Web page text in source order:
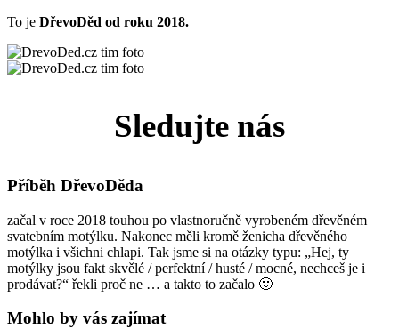
To je DřevoDěd od roku 2018.
Sledujte nás
Příběh DřevoDěda
začal v roce 2018 touhou po vlastnoručně vyrobeném dřevěném
svatebním motýlku. Nakonec měli kromě ženicha dřevěného
motýlka i všichni chlapi. Tak jsme si na otázky typu: „Hej, ty
motýlky jsou fakt skvělé / perfektní / husté / mocné, nechceš je i
prodávat?“ řekli proč ne … a takto to začalo 🙂
Mohlo by vás zajímat